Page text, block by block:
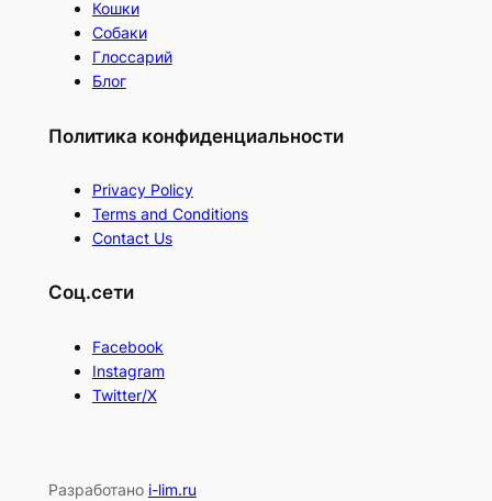
Кошки
Собаки
Глоссарий
Блог
Политика конфиденциальности
Privacy Policy
Terms and Conditions
Contact Us
Соц.сети
Facebook
Instagram
Twitter/X
Разработано i-lim.ru